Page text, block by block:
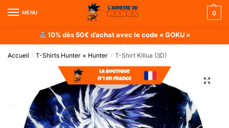
MENU 0
10% dès 50€ d’achat avec le code « GOKU »
Accueil / T-Shirts Hunter × Hunter / T-Shirt Killua (3D)